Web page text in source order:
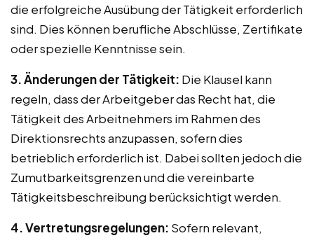
die erfolgreiche Ausübung der Tätigkeit erforderlich
sind. Dies können berufliche Abschlüsse, Zertifikate
oder spezielle Kenntnisse sein.
3. Änderungen der Tätigkeit: Die Klausel kann
regeln, dass der Arbeitgeber das Recht hat, die
Tätigkeit des Arbeitnehmers im Rahmen des
Direktionsrechts anzupassen, sofern dies
betrieblich erforderlich ist. Dabei sollten jedoch die
Zumutbarkeitsgrenzen und die vereinbarte
Tätigkeitsbeschreibung berücksichtigt werden.
4. Vertretungsregelungen: Sofern relevant,